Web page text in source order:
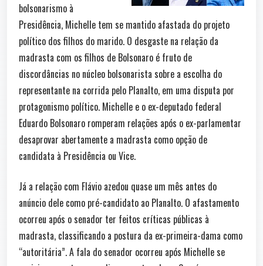
bolsonarismo à
Presidência, Michelle tem se mantido afastada do projeto
político dos filhos do marido. O desgaste na relação da
madrasta com os filhos de Bolsonaro é fruto de
discordâncias no núcleo bolsonarista sobre a escolha do
representante na corrida pelo Planalto, em uma disputa por
protagonismo político. Michelle e o ex-deputado federal
Eduardo Bolsonaro romperam relações após o ex-parlamentar
desaprovar abertamente a madrasta como opção de
candidata à Presidência ou Vice.
Já a relação com Flávio azedou quase um mês antes do
anúncio dele como pré-candidato ao Planalto. O afastamento
ocorreu após o senador ter feitos críticas públicas à
madrasta, classificando a postura da ex-primeira-dama como
“autoritária”. A fala do senador ocorreu após Michelle se